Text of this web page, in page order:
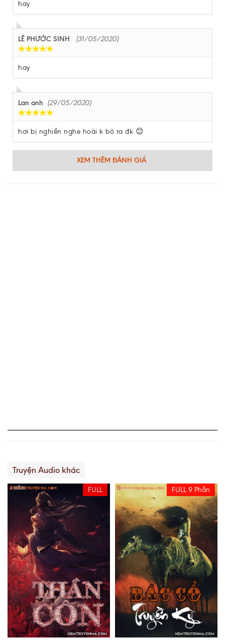
hay
LÊ PHƯỚC SINH (31/05/2020)
hay
Lan anh (29/05/2020)
hơi bị nghiền nghe hoài k bỏ ra đk 😊
XEM THÊM ĐÁNH GIÁ
Truyện Audio khác
FULL FULL 9 Phần